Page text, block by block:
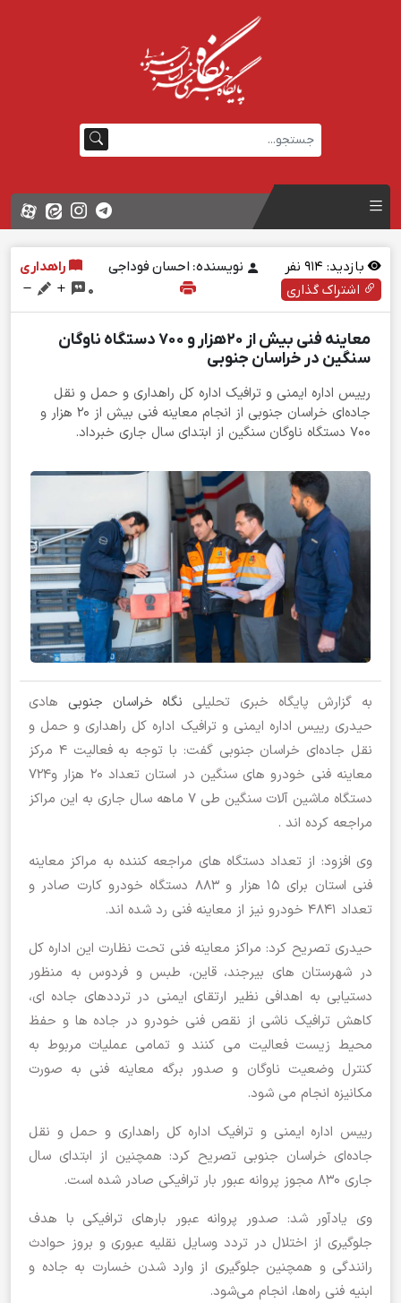
بازدید: نفر نویسنده: احسان فوداجی
راهداری
اشتراک گذاری
0
معاینه فنی بیش از ۲۰هزار و ۷۰۰ دستگاه ناوگان
سنگین در خراسان جنوبی
رییس اداره ایمنی و ترافیک اداره کل راهداری و حمل و نقل
جاده‌ای خراسان جنوبی از انجام معاینه فنی بیش از ۲۰ هزار و
۷۰۰ دستگاه ناوگان سنگین از ابتدای سال جاری خبرداد.
به گزارش پایگاه خبری تحلیلی نگاه خراسان جنوبی هادی
حیدری رییس اداره ایمنی و ترافیک اداره کل راهداری و حمل و
نقل جاده‌ای خراسان جنوبی گفت: با توجه به فعالیت 4 مرکز
معاینه فنی خودرو های سنگین در استان تعداد ۲۰ هزار و۷۲۴
دستگاه ماشین آلات سنگین طی ۷ ماهه سال جاری به این مراکز
مراجعه کرده اند .
وی افزود: از تعداد دستگاه های مراجعه کننده به مراکز معاینه
فنی استان برای ۱۵ هزار و ۸۸۳ دستگاه خودرو کارت صادر و
تعداد ۴۸۴۱ خودرو نیز از معاینه فنی رد شده اند.
حیدری تصریح کرد: مراکز معاینه فنی تحت نظارت این اداره کل
در شهرستان های بیرجند، قاین، طبس و فردوس به منظور
دستیابی به اهدافی نظیر ارتقای ایمنی در ترددهای جاده ای،
کاهش ترافیک ناشی از نقص فنی خودرو در جاده ها و حفظ
محیط زیست فعالیت می کنند و تمامی عملیات مربوط به
کنترل وضعیت ناوگان و صدور برگه معاینه فنی به صورت
مکانیزه انجام می شود.
رییس اداره ایمنی و ترافیک اداره کل راهداری و حمل و نقل
جاده‌ای خراسان جنوبی تصریح کرد: همچنین از ابتدای سال
جاری ۸۳۰ مجوز پروانه عبور بار ترافیکی صادر شده است.
وی یادآور شد: صدور پروانه عبور بارهای ترافیکی با هدف
جلوگیری از اختلال در تردد وسایل نقلیه عبوری و بروز حوادث
رانندگی و همچنین جلوگیری از وارد شدن خسارت به جاده و
ابنیه فنی راه‌ها، انجام می‌شود.